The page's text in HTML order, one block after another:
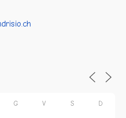
G V S D